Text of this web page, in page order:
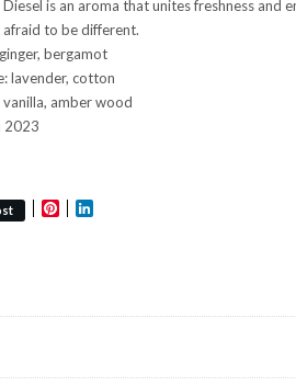
is an aroma that unites freshness
afraid to be different.
bergamot
lavender, cotton
vanilla, amber wood
2023
Pinterest